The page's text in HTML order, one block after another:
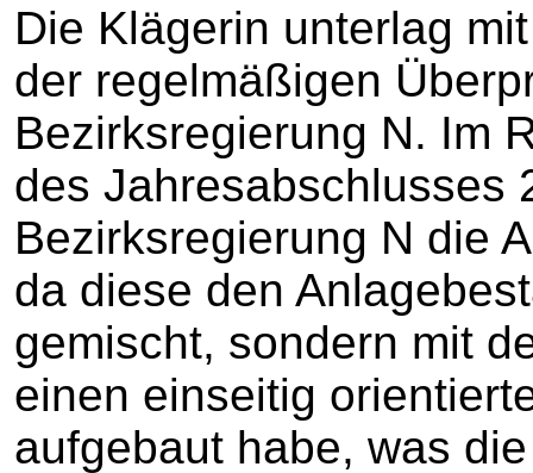
Die Klägerin unterlag
der regelmäßigen
Bezirksregierung N. Im
des Jahresabschlusses
Bezirksregierung N die
da diese den
gemischt, sondern mit
einen einseitig
aufgebaut habe, was